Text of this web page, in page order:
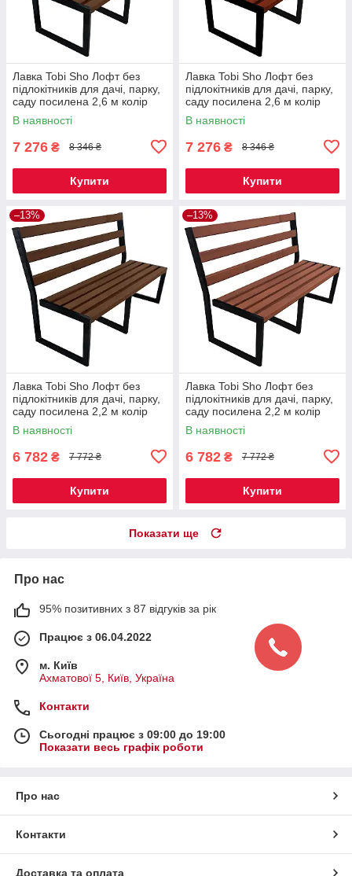
Лавка Tobi Sho Лофт без
підлокітників для дачі, парку,
саду посилена 2,6 м колір
горіх
В наявності
7 276 ₴ 8 346 ₴
Купити
Лавка Tobi Sho Лофт без
підлокітників для дачі, парку,
саду посилена 2,6 м колір
махагоній
В наявності
7 276 ₴ 8 346 ₴
Купити
–13%
Лавка Tobi Sho Лофт без
підлокітників для дачі, парку,
саду посилена 2,2 м колір
горіх
В наявності
6 782 ₴ 7 772 ₴
Купити
–13%
Лавка Tobi Sho Лофт без
підлокітників для дачі, парку,
саду посилена 2,2 м колір
черешня
В наявності
6 782 ₴ 7 772 ₴
Купити
Показати ще
Про нас
95% позитивних з 87 відгуків за рік
Працює з 06.04.2022
м. Київ
Ахматової 5, Київ, Україна
Контакти
Сьогодні працює з 09:00 до 19:00
Показати весь графік роботи
Про нас
Контакти
Доставка та оплата